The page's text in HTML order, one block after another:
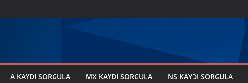
A KAYDI SORGULA MX KAYDI SORGULA NS KAYDI SORGULA